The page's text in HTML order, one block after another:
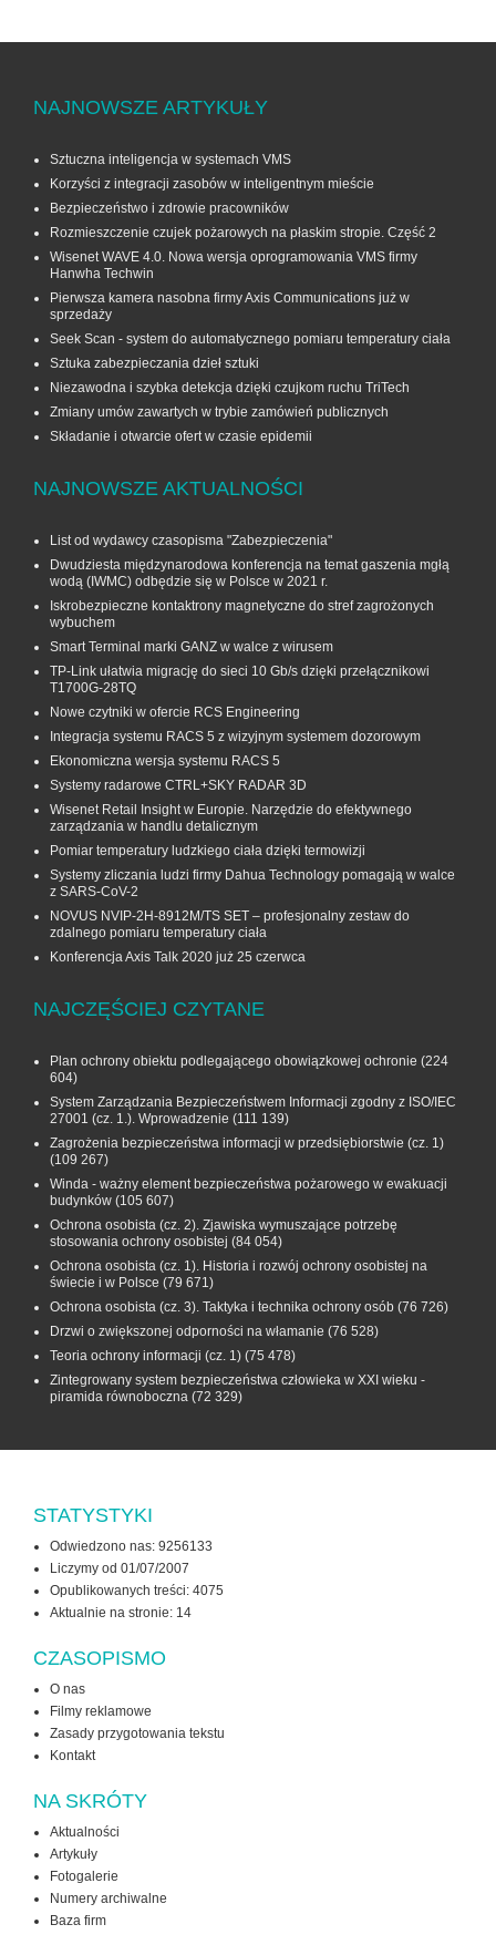
NAJNOWSZE ARTYKUŁY
Sztuczna inteligencja w systemach VMS
Korzyści z integracji zasobów w inteligentnym mieście
Bezpieczeństwo i zdrowie pracowników
Rozmieszczenie czujek pożarowych na płaskim stropie. Część 2
Wisenet WAVE 4.0. Nowa wersja oprogramowania VMS firmy
Hanwha Techwin
Pierwsza kamera nasobna firmy Axis Communications już w
sprzedaży
Seek Scan - system do automatycznego pomiaru temperatury ciała
Sztuka zabezpieczania dzieł sztuki
Niezawodna i szybka detekcja dzięki czujkom ruchu TriTech
Zmiany umów zawartych w trybie zamówień publicznych
Składanie i otwarcie ofert w czasie epidemii
NAJNOWSZE AKTUALNOŚCI
List od wydawcy czasopisma "Zabezpieczenia"
Dwudziesta międzynarodowa konferencja na temat gaszenia mgłą
wodą (IWMC) odbędzie się w Polsce w 2021 r.
Iskrobezpieczne kontaktrony magnetyczne do stref zagrożonych
wybuchem
Smart Terminal marki GANZ w walce z wirusem
TP-Link ułatwia migrację do sieci 10 Gb/s dzięki przełącznikowi
T1700G‑28TQ
Nowe czytniki w ofercie RCS Engineering
Integracja systemu RACS 5 z wizyjnym systemem dozorowym
Ekonomiczna wersja systemu RACS 5
Systemy radarowe CTRL+SKY RADAR 3D
Wisenet Retail Insight w Europie. Narzędzie do efektywnego
zarządzania w handlu detalicznym
Pomiar temperatury ludzkiego ciała dzięki termowizji
Systemy zliczania ludzi firmy Dahua Technology pomagają w walce
z SARS-CoV-2
NOVUS NVIP-2H-8912M/TS SET – profesjonalny zestaw do
zdalnego pomiaru temperatury ciała
Konferencja Axis Talk 2020 już 25 czerwca
NAJCZĘŚCIEJ CZYTANE
Plan ochrony obiektu podlegającego obowiązkowej ochronie (224
604)
System Zarządzania Bezpieczeństwem Informacji zgodny z ISO/IEC
27001 (cz. 1.). Wprowadzenie (111 139)
Zagrożenia bezpieczeństwa informacji w przedsiębiorstwie (cz. 1)
(109 267)
Winda - ważny element bezpieczeństwa pożarowego w ewakuacji
budynków (105 607)
Ochrona osobista (cz. 2). Zjawiska wymuszające potrzebę
stosowania ochrony osobistej (84 054)
Ochrona osobista (cz. 1). Historia i rozwój ochrony osobistej na
świecie i w Polsce (79 671)
Ochrona osobista (cz. 3). Taktyka i technika ochrony osób (76 726)
Drzwi o zwiększonej odporności na włamanie (76 528)
Teoria ochrony informacji (cz. 1) (75 478)
Zintegrowany system bezpieczeństwa człowieka w XXI wieku -
piramida równoboczna (72 329)
STATYSTYKI
Odwiedzono nas: 9256133
Liczymy od 01/07/2007
Opublikowanych treści: 4075
Aktualnie na stronie: 14
CZASOPISMO
O nas
Filmy reklamowe
Zasady przygotowania tekstu
Kontakt
NA SKRÓTY
Aktualności
Artykuły
Fotogalerie
Numery archiwalne
Baza firm